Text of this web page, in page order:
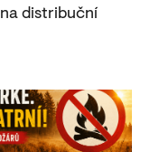
distribuční